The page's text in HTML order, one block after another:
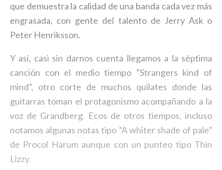
que demuestra la calidad de una banda cada vez más
engrasada, con gente del talento de Jerry Ask o
Peter Henriksson.
Y así, casi sin darnos cuenta llegamos a la séptima
canción con el medio tiempo “Strangers kind of
mind”, otro corte de muchos quilates donde las
guitarras toman el protagonismo acompañando a la
voz de Grandberg. Ecos de otros tiempos, incluso
notamos algunas notas tipo “A whiter shade of pale”
de Procol Harum aunque con un punteo tipo Thin
Lizzy.